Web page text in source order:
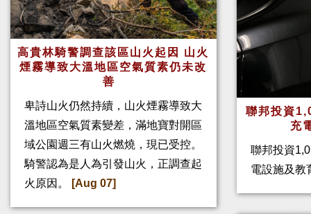
高貴林騎警調查該區山火起因 山火
煙霧導致大溫地區空氣質素仍未改
善
卑詩山火仍然持續，山火煙霧導致大
溫地區空氣質素變差，滿地寶對開區
域公園週三有山火燃燒，現已受控。
騎警認為是人為引發山火，正調查起
火原因。
[Aug 07]
聯邦投資
充
聯邦投資
電設施及教